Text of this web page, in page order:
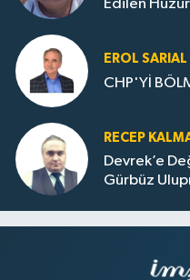
Edilen Huzur
EROL SARIAL
CHP'Yİ
RECEP
Devrek’e
Gürbüz